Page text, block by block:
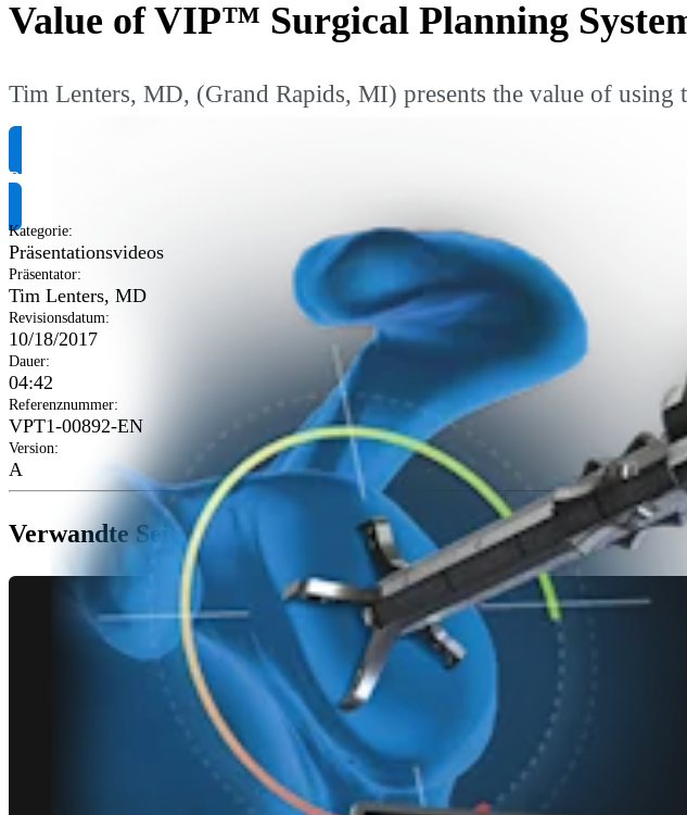
Value of VIP™ Surgical Planning
Tim Lenters, MD, (Grand Rapids, MI) presents the value of
Produktinformationen anfragen
Kategorie:
Präsentationsvideos
Präsentator:
Tim Lenters, MD
Revisionsdatum:
10/18/2017
Dauer:
04:42
Referenznummer:
VPT1-00892-EN
Version:
A
Verwandte Seiten